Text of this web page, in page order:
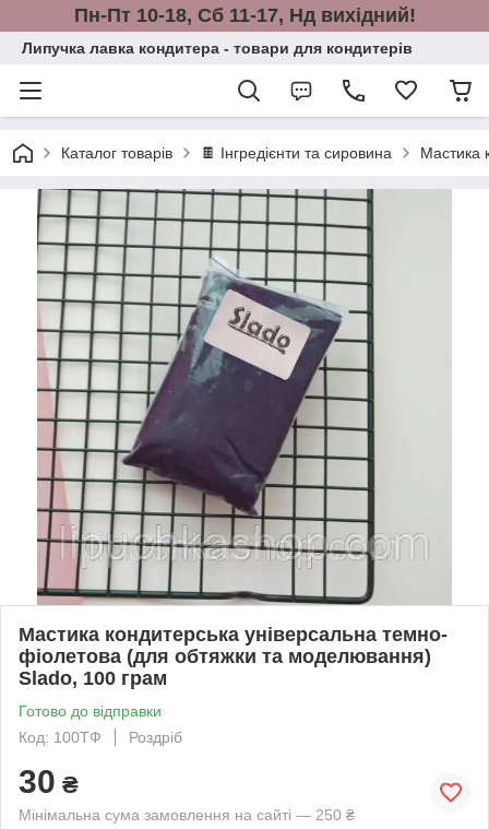
Пн-Пт 10-18, Сб 11-17, Нд вихідний!
Липучка лавка кондитера - товари для кондитерів
Каталог товарів 🍫 Інгредієнти та сировина Мастика
Мастика кондитерська універсальна темно-
фіолетова (для обтяжки та моделювання)
Slado, 100 грам
Готово до відправки
Код: 100ТФ
Роздріб
30 ₴
Мінімальна сума замовлення на сайті — 250 ₴